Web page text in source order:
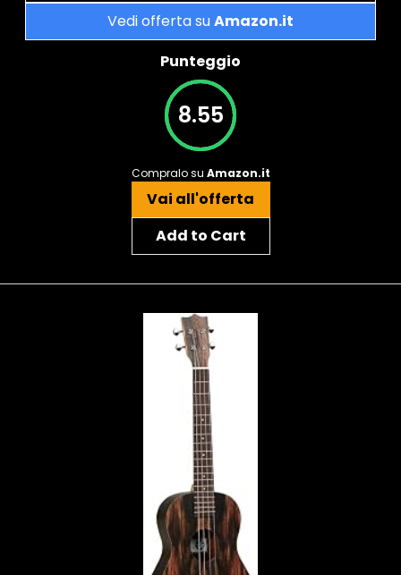
Vedi offerta suAmazon.it
Punteggio
8.55
Compralo su Amazon.it
Vai all'offerta
Add to Cart